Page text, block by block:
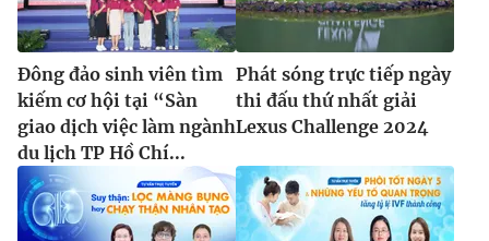
Đông đảo sinh viên tìm
kiếm cơ hội tại “Sàn
giao dịch việc làm ngành
du lịch TP Hồ Chí...
Phát sóng trực tiếp ngày
thi đấu thứ nhất giải
Lexus Challenge 2024